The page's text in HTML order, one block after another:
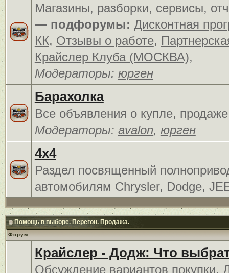
Магазины, разборки, сервисы,
— подфорумы: Дисконтная
КК, Отзывы о работе,
Крайслер Клуба (МОСКВА),
Модераторы: юрген
Барахолка
Все объявления о купле,
Модераторы: avalon, юрген
4x4
Раздел посвященный
автомобилям Chrysler, Dodge,
Помощь в выборе. Перегон. Продажа.
Форум
Крайслер - Додж: Что
Обсуждение вариантов покупки.